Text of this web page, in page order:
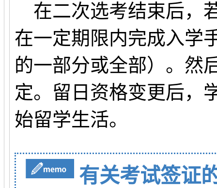
在二次选考结束后，
在一定期限内完成入学
的一部分或全部）。然
定。留日资格变更后，
始留学生活。
有关考试签证